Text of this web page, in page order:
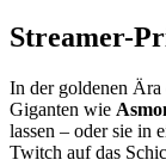
Streamer-
In der goldenen Ära
Giganten wie
lassen – oder sie in
Twitch auf das